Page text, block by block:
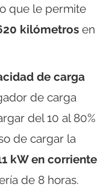
que le permite
kilómetros en
de carga
de carga
del 10 al 80%
de cargar la
kW en corriente
de 8 horas.